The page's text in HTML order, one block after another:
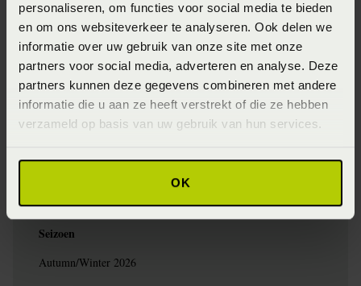
personaliseren, om functies voor social media te bieden
en om ons websiteverkeer te analyseren. Ook delen we
informatie over uw gebruik van onze site met onze
partners voor social media, adverteren en analyse. Deze
partners kunnen deze gegevens combineren met andere
informatie die u aan ze heeft verstrekt of die ze hebben
verzameld op basis van uw gebruik van hun services.
OK
Het is aan te bevelen om dekbedovertrekken met donkere
kleuren te wassen op maximaal 40°C en dekbedovertrekken
met lichte kleuren op maximaal 60°C. Was binnenstebuiten
zodat de kleuren mooi blijven en je zo lang mogelijk van het
dekbedovertrek kunt genieten. Het dekbedovertrek kan op
lage temperatuur gedroogd worden in de droger. Haal het
direct uit zodat het zo min mogelijk kreukt en je niet hoeft te
strijken. Indien nodig kan het op hoge temperatuur gestreken
100% katoensatijn (Katoensatijn)
Seizoen
Autumn/Winter 2026